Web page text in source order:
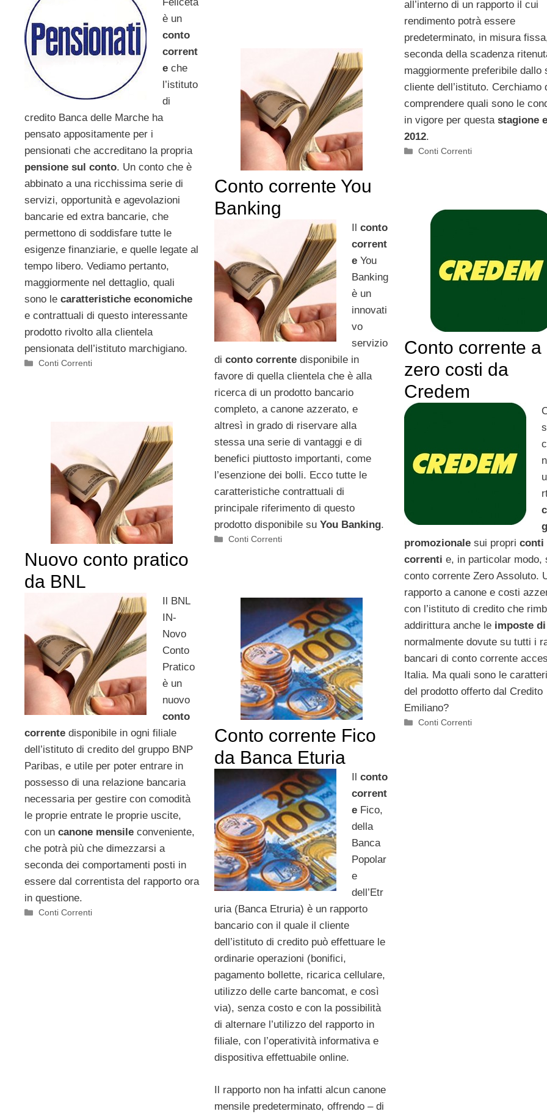
all’interno di un rapporto il cui
rendimento potrà essere
predeterminato, in misura
seconda della scadenza
maggiormente preferibile dallo
cliente dell’istituto. Cerchiamo
comprendere quali sono le
in vigore per questa stagione
2012.
Categorie
Conti Correnti
è un
conto
corrent
eche
l’istituto
di
credito Banca delle Marche ha
pensato appositamente per i
pensionati che accreditano la propria
pensione sul conto. Un conto che è
abbinato a una ricchissima serie di
servizi, opportunità e agevolazioni
bancarie ed extra bancarie, che
permettono di soddisfare tutte le
esigenze finanziarie, e quelle legate al
tempo libero. Vediamo pertanto,
maggiormente nel dettaglio, quali
sono le caratteristiche economiche
e contrattuali di questo interessante
prodotto rivolto alla clientela
pensionata dell’istituto marchigiano.
Categorie
Conti Correnti
Conto corrente You
Banking
Ilconto
corrent
e You
Banking
è un
innovati
vo
servizio
di conto correntedisponibile in
favore di quella clientela che è alla
ricerca di un prodotto bancario
completo, a canone azzerato, e
altresì in grado di riservare alla
stessa una serie di vantaggi e di
benefici piuttosto importanti, come
l’esenzione dei bolli. Ecco tutte le
caratteristiche contrattuali di
principale riferimento di questo
prodotto disponibile su You Banking.
Categorie
Conti Correnti
Conto corrente a
zero costi da
Credem
promozionalesui propri conti
correnti e, in particolar modo,
conto corrente Zero Assoluto.
rapporto a canone e costi
con l’istituto di credito che
addirittura anche le imposte
normalmente dovute su tutti i
bancari di conto corrente
Italia. Ma quali sono le
del prodotto offerto dal Credito
Emiliano?
Categorie
Conti Correnti
Nuovo conto pratico
da BNL
Il BNL
IN-
Novo
Conto
Pratico
è un
nuovo
conto
corrente disponibile in ogni filiale
dell’istituto di credito del gruppo BNP
Paribas, e utile per poter entrare in
possesso di una relazione bancaria
necessaria per gestire con comodità
le proprie entrate le proprie uscite,
con un canone mensile conveniente,
che potrà più che dimezzarsi a
seconda dei comportamenti posti in
essere dal correntista del rapporto ora
in questione.
Categorie
Conti Correnti
Conto corrente Fico
da Banca Eturia
Ilconto
corrent
e Fico,
della
Banca
Popolar
e
dell’Etr
uria (Banca Etruria) è un rapporto
bancario con il quale il cliente
dell’istituto di credito può effettuare le
ordinarie operazioni (bonifici,
pagamento bollette, ricarica cellulare,
utilizzo delle carte bancomat, e così
via), senza costo e con la possibilità
di alternare l’utilizzo del rapporto in
filiale, con l’operatività informativa e
dispositiva effettuabile online.
Il rapporto non ha infatti alcun canone
mensile predeterminato, offrendo – di